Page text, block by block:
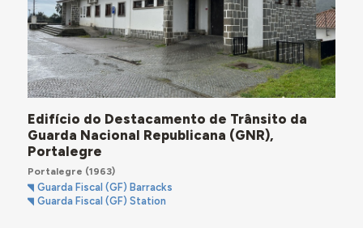
Edifício do Destacamento de Trânsito da
Guarda Nacional Republicana (GNR),
Portalegre
Portalegre (1963)
Guarda Fiscal (GF) Barracks
Guarda Fiscal (GF) Station